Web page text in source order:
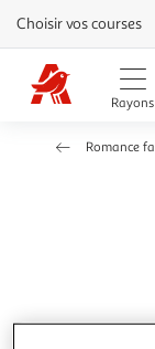
Aller
directement
au
contenu
Aller
directement
Aller
Choisir vos courses
Rayons
Romance